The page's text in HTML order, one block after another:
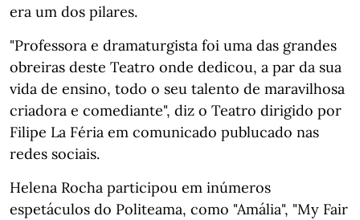
era um dos pilares.
"Professora e dramaturgista foi uma das grandes
obreiras deste Teatro onde dedicou, a par da sua
vida de ensino, todo o seu talento de maravilhosa
criadora e comediante", diz o Teatro dirigido por
Filipe La Féria em comunicado publucado nas
redes sociais.
Helena Rocha participou em inúmeros
espetáculos do Politeama, como "Amália", "My Fair